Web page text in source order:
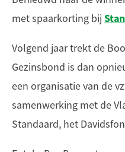
met spaarkorting bij
Volgend jaar trekt de
Gezinsbond is dan
een organisatie van de
samenwerking met de
Standaard, het